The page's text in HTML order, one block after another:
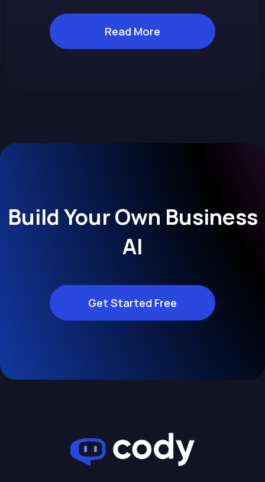
Read More
Build Your Own Business
AI
Get Started Free